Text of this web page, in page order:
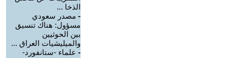
الذخا ...
- مصدر سعودي
مسؤول: هناك تنسيق
بين الحوثيين
والميليشيات العراق ...
- علماء -ستانفورد-